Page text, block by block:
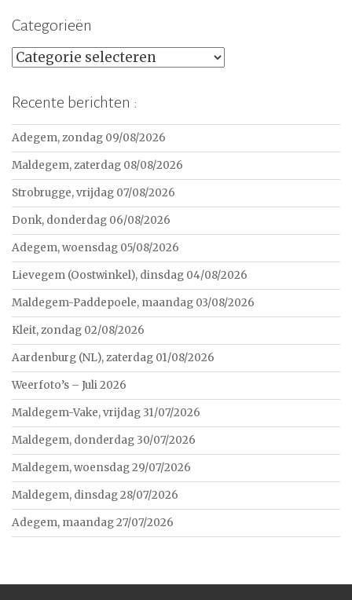
Categorieën
Categorieën
Recente berichten :
Adegem, zondag 09/08/2026
Maldegem, zaterdag 08/08/2026
Strobrugge, vrijdag 07/08/2026
Donk, donderdag 06/08/2026
Adegem, woensdag 05/08/2026
Lievegem (Oostwinkel), dinsdag 04/08/2026
Maldegem-Paddepoele, maandag 03/08/2026
Kleit, zondag 02/08/2026
Aardenburg (NL), zaterdag 01/08/2026
Weerfoto’s – Juli 2026
Maldegem-Vake, vrijdag 31/07/2026
Maldegem, donderdag 30/07/2026
Maldegem, woensdag 29/07/2026
Maldegem, dinsdag 28/07/2026
Adegem, maandag 27/07/2026